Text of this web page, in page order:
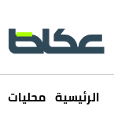
الرئيسية محليات